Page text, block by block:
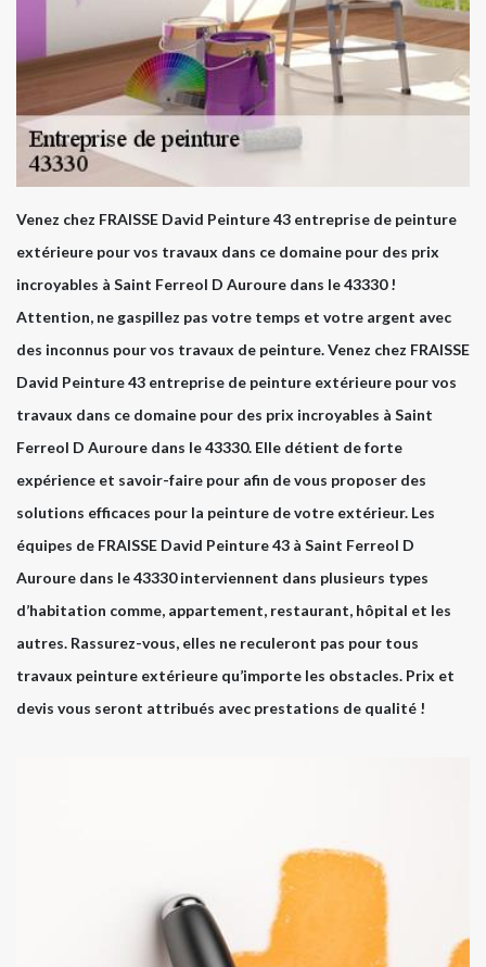
Venez chez FRAISSE David Peinture 43 entreprise de peinture
extérieure pour vos travaux dans ce domaine pour des prix
incroyables à Saint Ferreol D Auroure dans le 43330 !
Attention, ne gaspillez pas votre temps et votre argent avec
des inconnus pour vos travaux de peinture. Venez chez FRAISSE
David Peinture 43 entreprise de peinture extérieure pour vos
travaux dans ce domaine pour des prix incroyables à Saint
Ferreol D Auroure dans le 43330. Elle détient de forte
expérience et savoir-faire pour afin de vous proposer des
solutions efficaces pour la peinture de votre extérieur. Les
équipes de FRAISSE David Peinture 43 à Saint Ferreol D
Auroure dans le 43330 interviennent dans plusieurs types
d’habitation comme, appartement, restaurant, hôpital et les
autres. Rassurez-vous, elles ne reculeront pas pour tous
travaux peinture extérieure qu’importe les obstacles. Prix et
devis vous seront attribués avec prestations de qualité !